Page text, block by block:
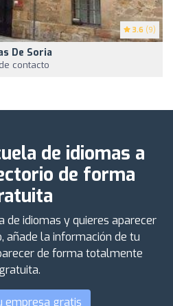
3.6 (9)
De Soria
contacto
de idiomas a
de forma
de idiomas y quieres aparecer
añade la información de tu
de forma totalmente
gratuita.
empresa gratis